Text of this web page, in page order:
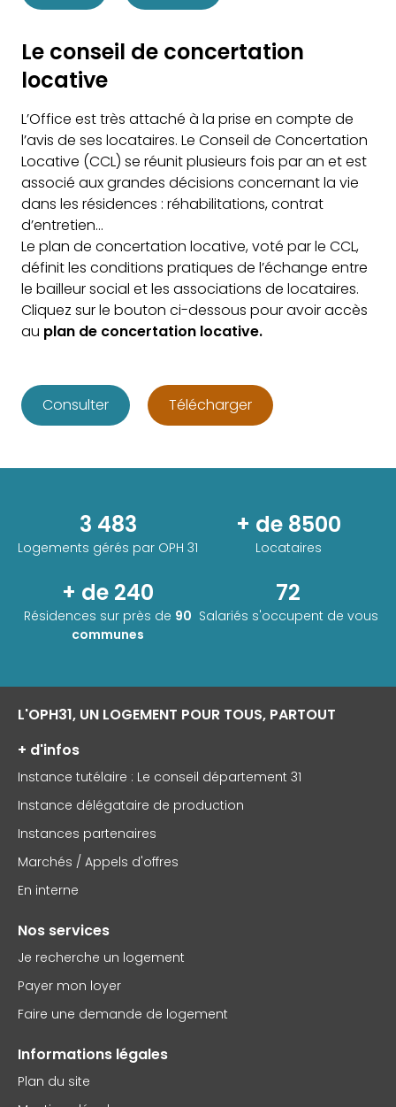
Le conseil de concertation
locative
L’Office est très attaché à la prise en compte de
l’avis de ses locataires. Le Conseil de Concertation
Locative (CCL) se réunit plusieurs fois par an et est
associé aux grandes décisions concernant la vie
dans les résidences : réhabilitations, contrat
d’entretien…
Le plan de concertation locative, voté par le CCL,
définit les conditions pratiques de l’échange entre
le bailleur social et les associations de locataires.
Cliquez sur le bouton ci-dessous pour avoir accès
au plan de concertation locative.
Consulter Télécharger
3 483
Logements gérés par OPH 31
+ de 8500
Locataires
+ de 240
Résidences sur près de 90
communes
72
Salariés s'occupent de vous
L'OPH31, UN LOGEMENT POUR TOUS, PARTOUT
+ d'infos
Instance tutélaire : Le conseil département 31
Instance délégataire de production
Instances partenaires
Marchés / Appels d'offres
En interne
Nos services
Je recherche un logement
Payer mon loyer
Faire une demande de logement
Informations légales
Plan du site